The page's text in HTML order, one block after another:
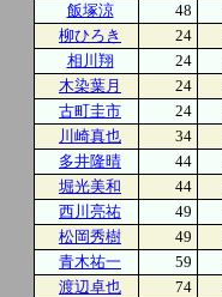
飯塚涼
48
柳ひろき
24
相川翔
24
木染葉月
24
古町圭市
24
川崎真也
34
多井隆晴
44
堀光美和
44
西川亮祐
49
松岡秀樹
49
青木祐一
59
渡辺卓也
74